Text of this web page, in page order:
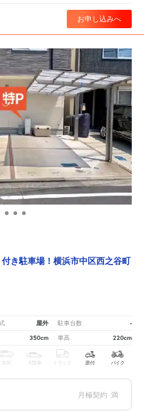
お申し込みへ
き駐車場！横浜市中区西之谷町
屋外 駐車台数 -
350cm 車高 220cm
SUV 大型車 トラック 原付 バイク
月極契約 満